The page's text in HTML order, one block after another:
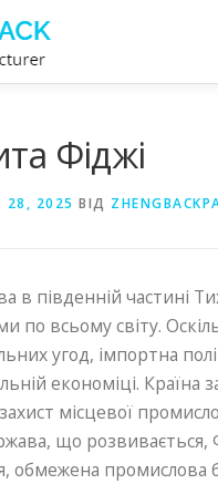
Фіджі
28, 2025 ВІД
в південній
по всьому світу.
угод, імпортна
економіці.
місцевої
що
обмежена промислова